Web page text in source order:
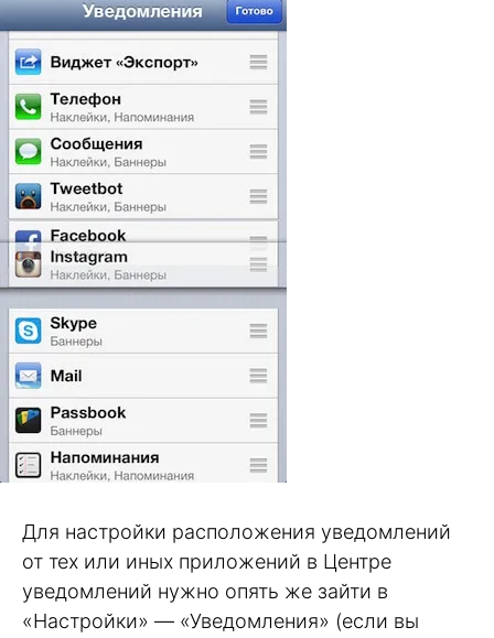
Для настройки расположения уведомлений
от тех или иных приложений в Центре
уведомлений нужно опять же зайти в
«Настройки» — «Уведомления» (если вы